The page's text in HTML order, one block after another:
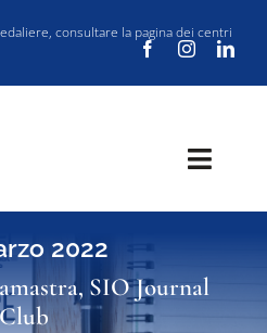
consultare la pagina dei centri
ALLA SIO?
2022
, SIO Journal
Club